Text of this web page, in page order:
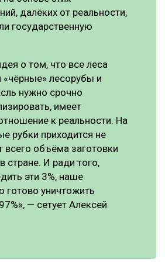
далёких от реальности,
государственную
о том, что все леса
«чёрные» лесорубы и
нужно срочно
имеет
к реальности. На
рубки приходится не
всего объёма заготовки
стране. И ради того,
эти 3%, наше
готово уничтожить
— сетует Алексей